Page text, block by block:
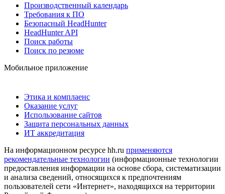
Производственный календарь
Требования к ПО
Безопасный HeadHunter
HeadHunter API
Поиск работы
Поиск по резюме
Мобильное приложение
Этика и комплаенс
Оказание услуг
Использование сайтов
Защита персональных данных
ИТ аккредитация
На информационном ресурсе hh.ru применяются
рекомендательные технологии (информационные технологии
предоставления информации на основе сбора, систематизации
и анализа сведений, относящихся к предпочтениям
пользователей сети «Интернет», находящихся на территории